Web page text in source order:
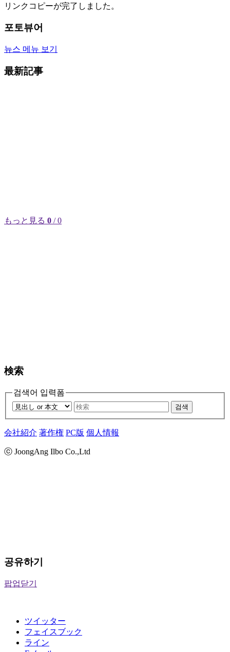
リンクコピーが完了しました。
포토뷰어
뉴스 메뉴 보기
最新記事
もっと見る 0 / 0
検索
검색어 입력폼
검색
会社紹介 著作権 PC版 個人情報
ⓒ JoongAng Ilbo Co.,Ltd
공유하기
팝업닫기
ツイッター
フェイスブック
ライン